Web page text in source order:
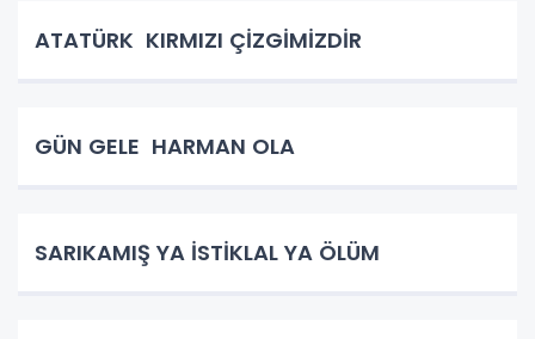
ATATÜRK KIRMIZI ÇİZGİMİZDİR
GÜN GELE HARMAN OLA
SARIKAMIŞ YA İSTİKLAL YA ÖLÜM